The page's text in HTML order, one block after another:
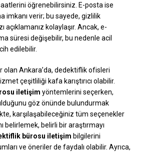
öğrenebilirsiniz. E-posta ise
imkanı verir; bu sayede, gizlilik
açıklamanız kolaylaşır. Ancak, e-
süresi değişebilir, bu nedenle acil
edilebilir.
olan Ankara’da, dedektiflik ofisleri
çeşitliliği kafa karıştırıcı olabilir.
iletişim yöntemlerini seçerken,
göz önünde bulundurmak
karşılaşabileceğiniz tüm seçenekler
belirlemek, belirli bir araştırmayı
bürosu iletişim bilgilerini
ve öneriler de faydalı olabilir. Ayrıca,